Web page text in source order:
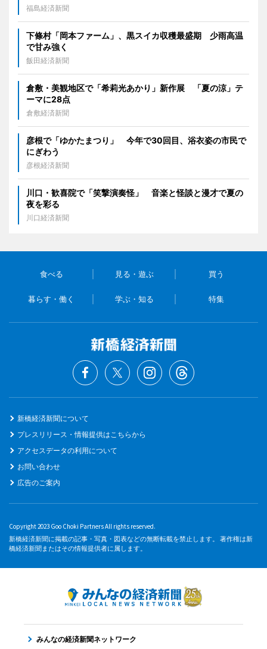
福島経済新聞
下條村「岡本ファーム」、黒スイカ収穫最盛期 少雨高温
で甘み強く
飯田経済新聞
倉敷・美観地区で「希莉光あかり」新作展 「夏の涼」テ
ーマに28点
倉敷経済新聞
彦根で「ゆかたまつり」 今年で30回目、浴衣姿の市民で
にぎわう
彦根経済新聞
川口・歓喜院で「笑撃演奏怪」 音楽と怪談と漫才で夏の
夜を彩る
川口経済新聞
食べる 見る・遊ぶ 買う
暮らす・働く 学ぶ・知る 特集
新橋経済新聞について
プレスリリース・情報提供はこちらから
アクセスデータの利用について
お問い合わせ
広告のご案内
Copyright 2023 Goo Choki Partners All rights reserved.
新橋経済新聞に掲載の記事・写真・図表などの無断転載を禁止します。 著作権は新
橋経済新聞またはその情報提供者に属します。
みんなの経済新聞ネットワーク